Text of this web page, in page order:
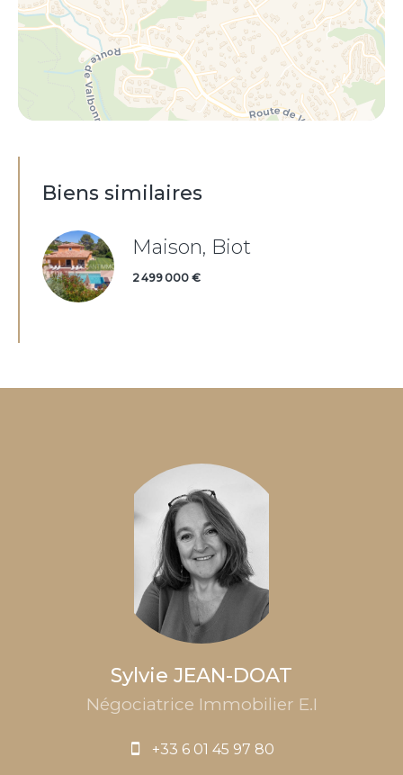
Biens similaires
Maison, Biot
2 499 000 €
Sylvie JEAN-DOAT
Négociatrice Immobilier E.I
+33 6 01 45 97 80